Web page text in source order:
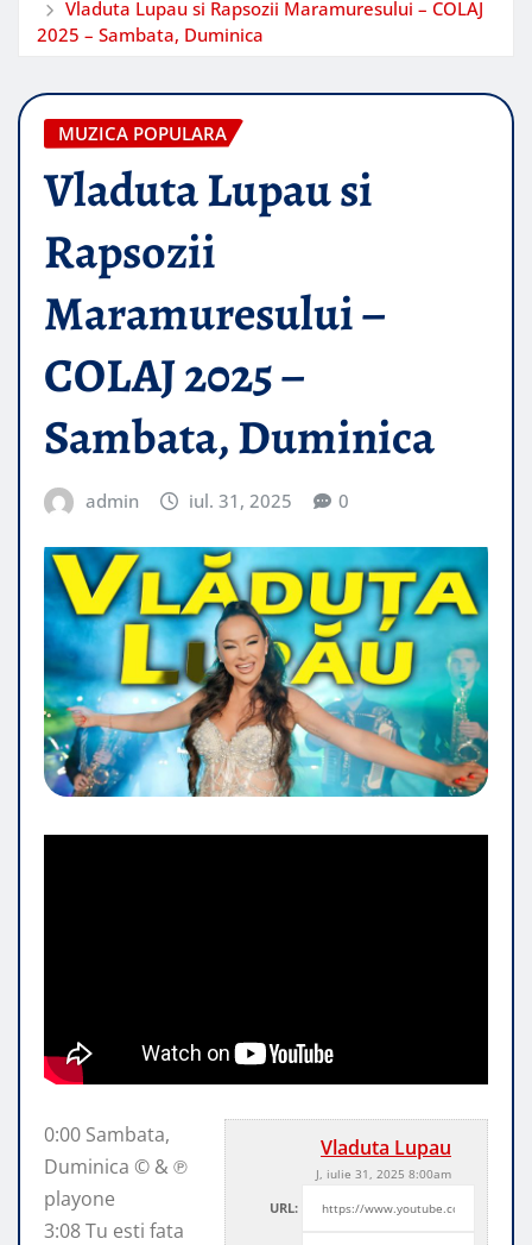
Vladuta Lupau si Rapsozii Maramuresului – COLAJ
2025 – Sambata, Duminica
MUZICA POPULARA
Vladuta Lupau si
Rapsozii
Maramuresului –
COLAJ 2025 –
Sambata, Duminica
admin iul. 31, 2025 0
Vladuta Lupau
J, iulie 31, 2025 8:00am
URL:
0:00 Sambata,
Duminica © & ℗
playone
3:08 Tu esti fata